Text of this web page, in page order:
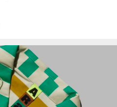
author/redaccion/